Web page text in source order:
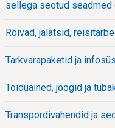
sellega seotud seadmed
Rõivad, jalatsid,
Tarkvarapaketid ja
Toiduained, joogid ja
Transpordivahendid ja